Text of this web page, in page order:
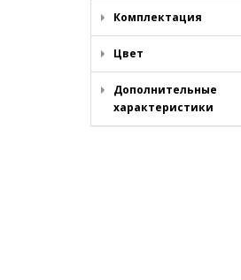
Комплектация
Цвет
Дополнительные
характеристики